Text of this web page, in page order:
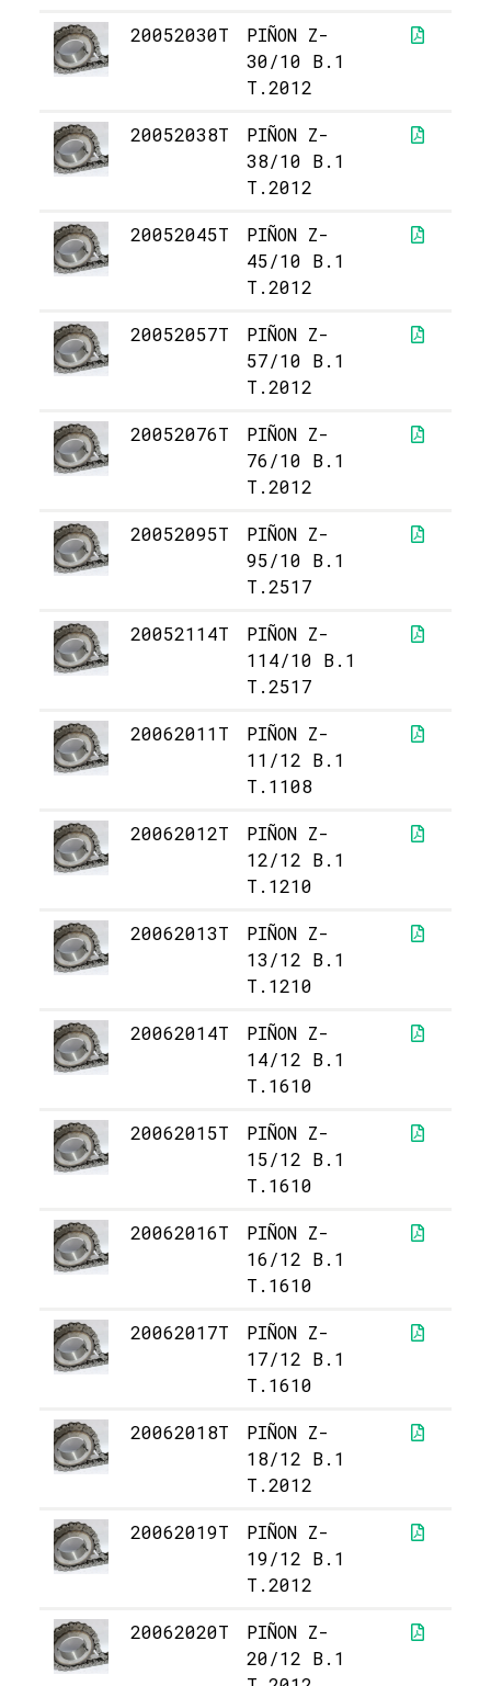
20052030T
PIÑON Z-
30/10 B.1
T.2012
20052038T
PIÑON Z-
38/10 B.1
T.2012
20052045T
PIÑON Z-
45/10 B.1
T.2012
20052057T
PIÑON Z-
57/10 B.1
T.2012
20052076T
PIÑON Z-
76/10 B.1
T.2012
20052095T
PIÑON Z-
95/10 B.1
T.2517
20052114T
PIÑON Z-
114/10 B.1
T.2517
20062011T
PIÑON Z-
11/12 B.1
T.1108
20062012T
PIÑON Z-
12/12 B.1
T.1210
20062013T
PIÑON Z-
13/12 B.1
T.1210
20062014T
PIÑON Z-
14/12 B.1
T.1610
20062015T
PIÑON Z-
15/12 B.1
T.1610
20062016T
PIÑON Z-
16/12 B.1
T.1610
20062017T
PIÑON Z-
17/12 B.1
T.1610
20062018T
PIÑON Z-
18/12 B.1
T.2012
20062019T
PIÑON Z-
19/12 B.1
T.2012
20062020T
PIÑON Z-
20/12 B.1